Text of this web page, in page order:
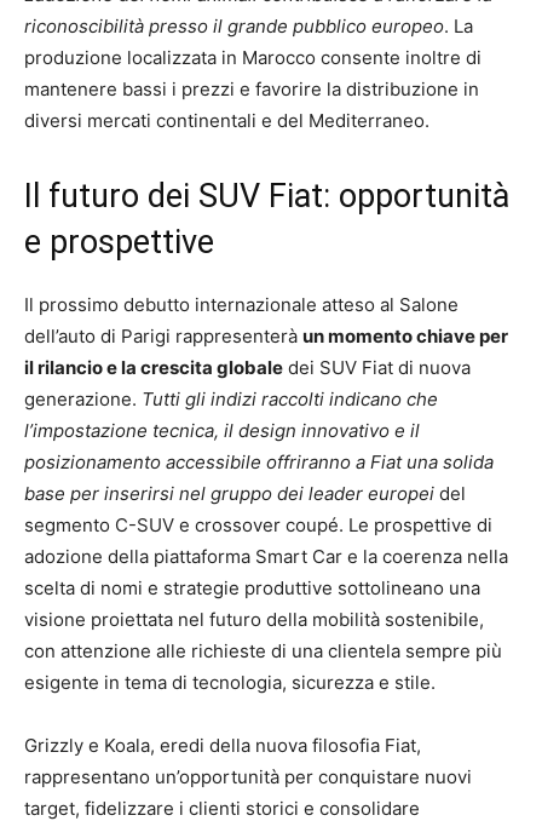
riconoscibilità presso il grande pubblico europeo. La
produzione localizzata in Marocco consente inoltre di
mantenere bassi i prezzi e favorire la distribuzione in
diversi mercati continentali e del Mediterraneo.
Il futuro dei SUV Fiat: opportunità
e prospettive
Il prossimo debutto internazionale atteso al Salone
dell’auto di Parigi rappresenterà un momento chiave per
il rilancio e la crescita globale dei SUV Fiat di nuova
generazione. Tutti gli indizi raccolti indicano che
l’impostazione tecnica, il design innovativo e il
posizionamento accessibile offriranno a Fiat una solida
base per inserirsi nel gruppo dei leader europei del
segmento C-SUV e crossover coupé. Le prospettive di
adozione della piattaforma Smart Car e la coerenza nella
scelta di nomi e strategie produttive sottolineano una
visione proiettata nel futuro della mobilità sostenibile,
con attenzione alle richieste di una clientela sempre più
esigente in tema di tecnologia, sicurezza e stile.
Grizzly e Koala, eredi della nuova filosofia Fiat,
rappresentano un’opportunità per conquistare nuovi
target, fidelizzare i clienti storici e consolidare